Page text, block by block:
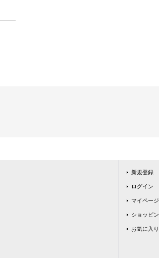
新規登録
ログイン
マイページ
ショッピ
お気に入り